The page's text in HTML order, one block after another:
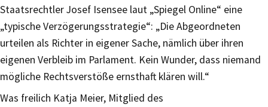
Staatsrechtler Josef Isensee laut „Spiegel Online“ eine
„typische Verzögerungsstrategie“: „Die Abgeordneten
urteilen als Richter in eigener Sache, nämlich über ihren
eigenen Verbleib im Parlament. Kein Wunder, dass niemand
mögliche Rechtsverstöße ernsthaft klären will.“
Was freilich Katja Meier, Mitglied des